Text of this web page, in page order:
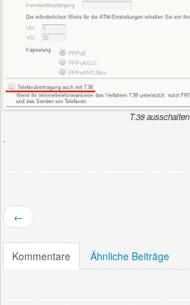
T.38 ausschalten
.
←
Kommentare Ähnliche Beiträge